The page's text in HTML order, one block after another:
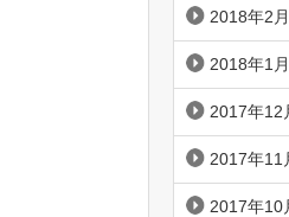
2018年2月
2018年1月
2017年12
2017年11
2017年10